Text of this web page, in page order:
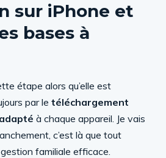
sur iPhone et
bases à
étape alors qu’elle est
par le téléchargement
à chaque appareil. Je vais
c’est là que tout
familiale efficace.